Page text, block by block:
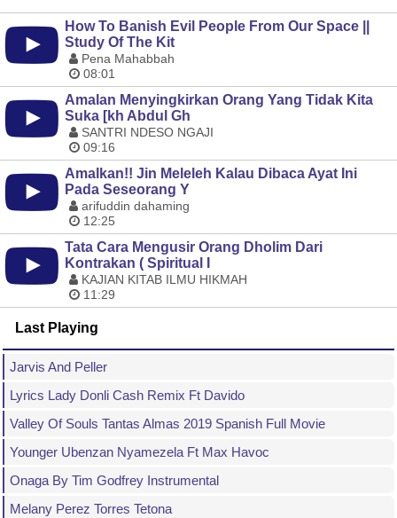
How To Banish Evil People From Our Space ||
Study Of The Kit
Pena Mahabbah
08:01
Amalan Menyingkirkan Orang Yang Tidak Kita
Suka [kh Abdul Gh
SANTRI NDESO NGAJI
09:16
Amalkan!! Jin Meleleh Kalau Dibaca Ayat Ini
Pada Seseorang Y
arifuddin dahaming
12:25
Tata Cara Mengusir Orang Dholim Dari
Kontrakan ( Spiritual I
KAJIAN KITAB ILMU HIKMAH
11:29
Last Playing
Jarvis And Peller
Lyrics Lady Donli Cash Remix Ft Davido
Valley Of Souls Tantas Almas 2019 Spanish Full Movie
Younger Ubenzan Nyamezela Ft Max Havoc
Onaga By Tim Godfrey Instrumental
Melany Perez Torres Tetona